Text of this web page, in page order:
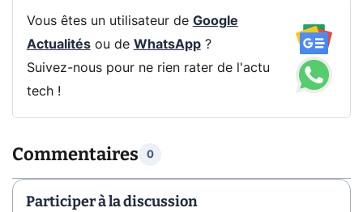
Vous êtes un utilisateur de Google
Actualitésou de WhatsApp?
Suivez-nous pour ne rien rater de l'actu
tech !
Commentaires 0
Participer à la discussion